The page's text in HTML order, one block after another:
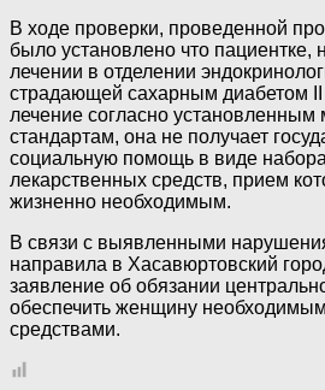
В ходе проверки, проведенной
было установлено что пациентке,
лечении в отделении
страдающей сахарным диабетом II
лечение согласно установленным
стандартам, она не получает
социальную помощь в виде
лекарственных средств, прием
жизненно необходимым.
В связи с выявленными
направила в Хасавюртовский
заявление об обязании
обеспечить женщину
средствами.